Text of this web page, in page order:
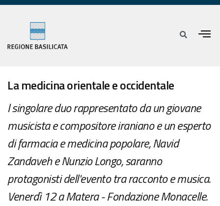
La medicina orientale e occidentale
l singolare duo rappresentato da un giovane
musicista e compositore iraniano e un esperto
di farmacia e medicina popolare, Navid
Zandaveh e Nunzio Longo, saranno
protagonisti dell'evento tra racconto e musica.
Venerdì 12 a Matera - Fondazione Monacelle.